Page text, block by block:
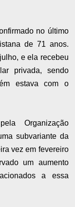
no último
de 71 anos.
e ela recebeu
privada, sendo
estava com o
Organização
subvariante da
vez em fevereiro
um aumento
a essa